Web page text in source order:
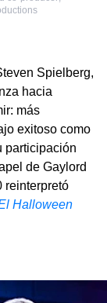
Spielberg,
hacia
más
exitoso como
participación
de Gaylord
reinterpretó
Halloween